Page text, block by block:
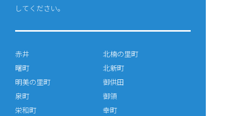
してください。
赤井
曙町
明美の里町
泉町
栄和町
北楠の里町
北新町
御供田
御領
幸町